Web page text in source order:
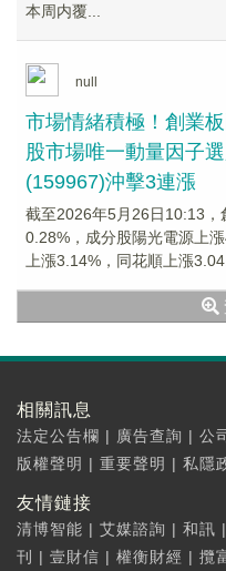
本周内覆...
null
市場情緒積極！創業
股市場唯一動量因子
(159967)沖擊3連漲
截至2026年5月26日10:13
0.28%，成分股陽光電源上
上漲3.14%，同花順上漲
相關訊息
法定公告欄 | 廣告查詢 | 公
版權聲明 | 重要聲明 | 私隱
友情鏈接
清博智能 | 艾媒諮詢 | 和訊 |
刊
| 壹財信 | 權衡財經 | 攬